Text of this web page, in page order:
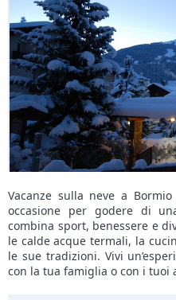
Vacanze sulla neve a
occasione per godere di
combina sport, benessere e
le calde acque termali, la
le sue tradizioni. Vivi
con la tua famiglia o con i tuoi